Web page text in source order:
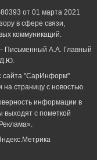
от 01 марта 2021
в сфере связи,
коммуникаций.
А.А. Главный
сайта "СарИнформ"
на страницу с новостью.
информации в
выходят с пометкой